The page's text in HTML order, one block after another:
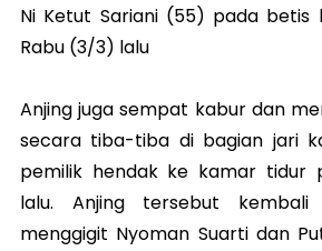
Ni Ketut Sariani (55) pada betis
Rabu (3/3) lalu
Anjing juga sempat kabur dan
secara tiba-tiba di bagian jari
pemilik hendak ke kamar tidur
lalu. Anjing tersebut kembali
menggigit Nyoman Suarti dan